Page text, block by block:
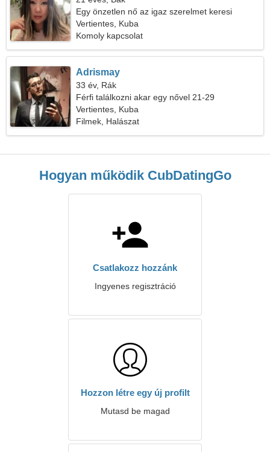
Egy önzetlen nő az igaz szerelmet keresi
Vertientes, Kuba
Komoly kapcsolat
Adrismay
33 év, Rák
Férfi találkozni akar egy nővel 21-29
Vertientes, Kuba
Filmek, Halászat
Hogyan működik CubDatingGo
Csatlakozz hozzánk
Ingyenes regisztráció
Hozzon létre egy új profilt
Mutasd be magad